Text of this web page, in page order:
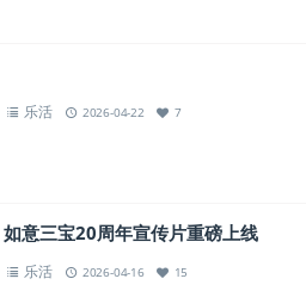
乐活 2026-04-22 7
意三宝20周年宣传片重磅上线
乐活 2026-04-16 15